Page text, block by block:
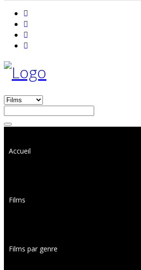
Accueil
Films
Films par genre